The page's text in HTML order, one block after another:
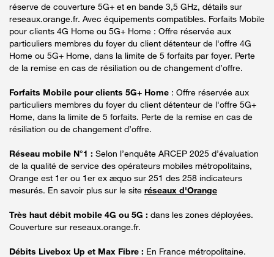
réserve de couverture 5G+ et en bande 3,5 GHz, détails sur
reseaux.orange.fr. Avec équipements compatibles. Forfaits Mobile
pour clients 4G Home ou 5G+ Home : Offre réservée aux
particuliers membres du foyer du client détenteur de l'offre 4G
Home ou 5G+ Home, dans la limite de 5 forfaits par foyer. Perte
de la remise en cas de résiliation ou de changement d’offre.
Forfaits Mobile pour clients 5G+ Home : Offre réservée aux
particuliers membres du foyer du client détenteur de l'offre 5G+
Home, dans la limite de 5 forfaits. Perte de la remise en cas de
résiliation ou de changement d’offre.
Réseau mobile N°1 : Selon l’enquête ARCEP 2025 d’évaluation
de la qualité de service des opérateurs mobiles métropolitains,
Orange est 1er ou 1er ex æquo sur 251 des 258 indicateurs
mesurés. En savoir plus sur le site réseaux d'Orange
Très haut débit mobile 4G ou 5G : dans les zones déployées.
Couverture sur reseaux.orange.fr.
Débits Livebox Up et Max Fibre : En France métropolitaine.